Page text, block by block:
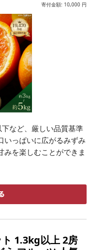
寄付金額: 10,000 円
など、厳しい品質基準
いっぱいに広がるみずみ
みを楽しむことができま
1.3kg以上 2房